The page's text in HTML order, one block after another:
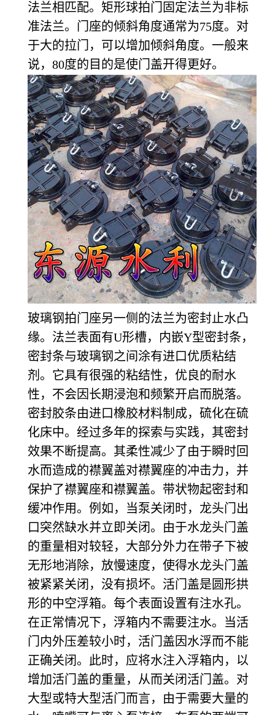
法兰相匹配。矩形球拍门固定法兰为非标
准法兰。门座的倾斜角度通常为75度。对
于大的拉门，可以增加倾斜角度。一般来
说，80度的目的是使门盖开得更好。
玻璃钢拍门座另一侧的法兰为密封止水凸
缘。法兰表面有U形槽，内嵌Y型密封条，
密封条与玻璃钢之间涂有进口优质粘结
剂。它具有很强的粘结性，优良的耐水
性，不会因长期浸泡和频繁开启而脱落。
密封胶条由进口橡胶材料制成，硫化在硫
化床中。经过多年的探索与实践，其密封
效果不断提高。其柔性减少了由于瞬时回
水而造成的襟翼盖对襟翼座的冲击力，并
保护了襟翼座和襟翼盖。带状物起密封和
缓冲作用。例如，当泵关闭时，龙头门出
口突然缺水并立即关闭。由于水龙头门盖
的重量相对较轻，大部分外力在带子下被
无形地消除，放慢速度，使得水龙头门盖
被紧紧关闭，没有损坏。活门盖是圆形拱
形的中空浮箱。每个表面设置有注水孔。
在正常情况下，浮箱内不需要注水。当活
门内外压差较小时，活门盖因水浮而不能
正确关闭。此时，应将水注入浮箱内，以
增加活门盖的重量，从而关闭活门盖。对
大型或特大型活门而言，由于需要大量的